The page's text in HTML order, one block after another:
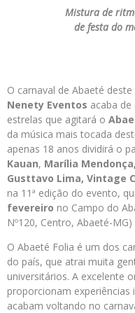
Mistura de
de festa do
O carnaval de Abaeté
Nenety Eventos acaba
estrelas que agitará o
da música mais tocada
apenas 18 anos dividirá o
Kauan, Marília Mendonça,
Gusttavo Lima, Vintage
na 11ª edição do evento,
fevereiro no Campo do
Nº120, Centro, Abaeté-MG)
O Abaeté Folia é um dos
do país, que atrai muita
universitários. A excelente
proporcionam experiências
acabam voltando no